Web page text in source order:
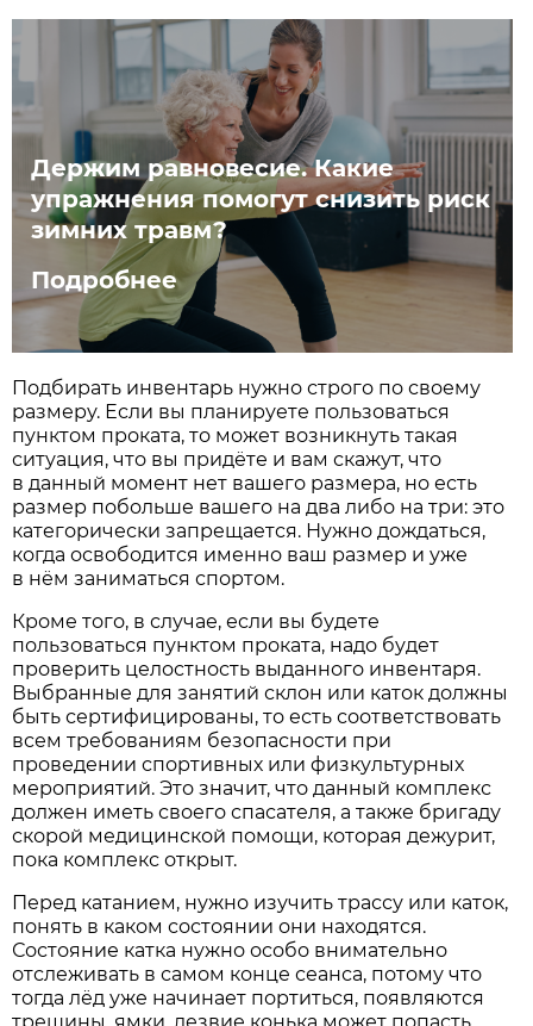
Держим равновесие. Какие
упражнения помогут снизить риск
зимних травм?
Подробнее
Подбирать инвентарь нужно строго по своему
размеру. Если вы планируете пользоваться
пунктом проката, то может возникнуть такая
ситуация, что вы придёте и вам скажут, что
в данный момент нет вашего размера, но есть
размер побольше вашего на два либо на три: это
категорически запрещается. Нужно дождаться,
когда освободится именно ваш размер и уже
в нём заниматься спортом.
Кроме того, в случае, если вы будете
пользоваться пунктом проката, надо будет
проверить целостность выданного инвентаря.
Выбранные для занятий склон или каток должны
быть сертифицированы, то есть соответствовать
всем требованиям безопасности при
проведении спортивных или физкультурных
мероприятий. Это значит, что данный комплекс
должен иметь своего спасателя, а также бригаду
скорой медицинской помощи, которая дежурит,
пока комплекс открыт.
Перед катанием, нужно изучить трассу или каток,
понять в каком состоянии они находятся.
Состояние катка нужно особо внимательно
отслеживать в самом конце сеанса, потому что
тогда лёд уже начинает портиться, появляются